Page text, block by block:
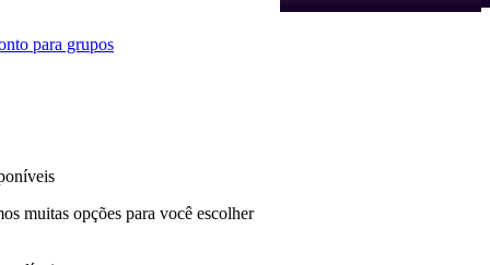
para grupos
muitas opções para você escolher